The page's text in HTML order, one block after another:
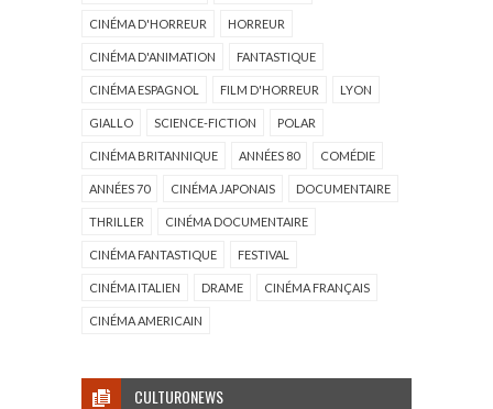
CINÉMA D'HORREUR HORREUR
CINÉMA D'ANIMATION FANTASTIQUE
CINÉMA ESPAGNOL FILM D'HORREUR LYON
GIALLO SCIENCE-FICTION POLAR
CINÉMA BRITANNIQUE ANNÉES 80 COMÉDIE
ANNÉES 70 CINÉMA JAPONAIS DOCUMENTAIRE
THRILLER CINÉMA DOCUMENTAIRE
CINÉMA FANTASTIQUE FESTIVAL
CINÉMA ITALIEN DRAME CINÉMA FRANÇAIS
CINÉMA AMERICAIN
CULTURONEWS